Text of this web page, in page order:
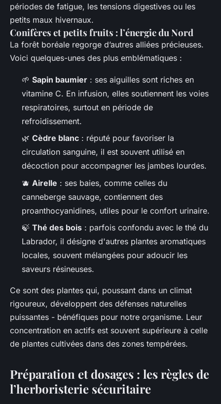
périodes de fatigue, les tensions digestives ou les
petits maux hivernaux.
Conifères et petits fruits : l’énergie du Nord
La forêt boréale regorge d’autres alliées précieuses.
Voici quelques-unes des plus emblématiques :
🌱 Sapin baumier : ses aiguilles sont riches en
vitamine C. En infusion, elles soutiennent les voies
respiratoires, surtout en période de
refroidissement.
🌿 Cèdre blanc : réputé pour favoriser la
circulation sanguine, il est souvent utilisé en
décoction pour accompagner les jambes lourdes.
🫐 Airelle : ses baies, comme celles du
canneberge sauvage, contiennent des
proanthocyanidines, utiles pour le confort urinaire.
🍃 Thé des bois : parfois confondu avec le thé du
Labrador, il désigne d'autres plantes aromatiques
locales, souvent mélangées pour adoucir les
saveurs résineuses.
Ce sont des plantes qui, poussant dans un climat
rigoureux, développent des défenses naturelles
puissantes - bénéfiques pour notre organisme. Leur
concentration en actifs est souvent supérieure à celle
de plantes cultivées dans des zones tempérées.
Préparation et dosages : les règles de
l’herboristerie sécuritaire